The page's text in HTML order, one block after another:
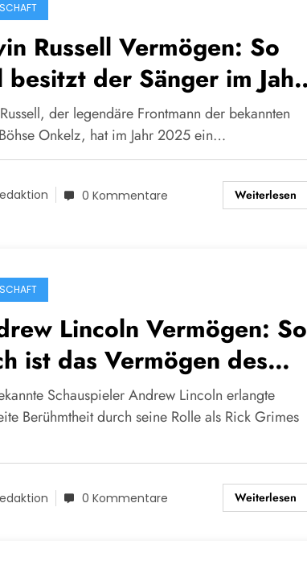
Russell Vermögen: So
besitzt der Sänger im Jahr
der legendäre Frontmann der bekannten
Onkelz, hat im Jahr 2025 ein…
0 Kommentare Weiterlesen
Lincoln Vermögen: So
ist das Vermögen des
Walking Dead“ Stars
Schauspieler Andrew Lincoln erlangte
Berühmtheit durch seine Rolle als Rick Grimes
0 Kommentare Weiterlesen